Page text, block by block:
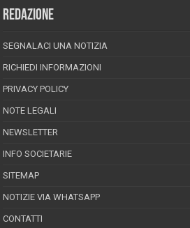
REDAZIONE
SEGNALACI UNA NOTIZIA
RICHIEDI INFORMAZIONI
PRIVACY POLICY
NOTE LEGALI
NEWSLETTER
INFO SOCIETARIE
SITEMAP
NOTIZIE VIA WHATSAPP
CONTATTI